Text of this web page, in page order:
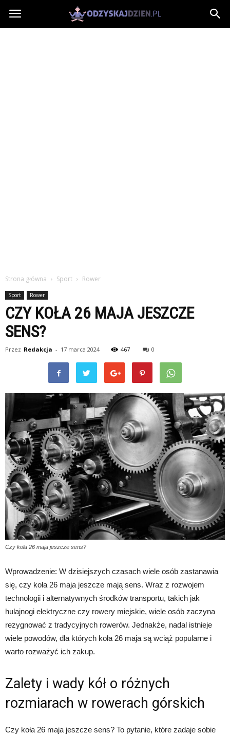
OdzyskajDzien.pl
Strona główna Sport Rower
Sport Rower
CZY KOŁA 26 MAJA JESZCZE
SENS?
Przez Redakcja - 17 marca 2024 467 0
Czy koła 26 maja jeszcze sens?
Wprowadzenie: W dzisiejszych czasach wiele osób zastanawia
się, czy koła 26 maja jeszcze mają sens. Wraz z rozwojem
technologii i alternatywnych środków transportu, takich jak
hulajnogi elektryczne czy rowery miejskie, wiele osób zaczyna
rezygnować z tradycyjnych rowerów. Jednakże, nadal istnieje
wiele powodów, dla których koła 26 maja są wciąż popularne i
warto rozważyć ich zakup.
Zalety i wady kół o różnych
rozmiarach w rowerach górskich
Czy koła 26 maja jeszcze sens? To pytanie, które zadaje sobie